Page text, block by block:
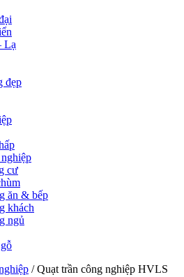
Lạ
đẹp
cư
ăn & bếp
khách
ngủ
/Quạt trần công nghiệp HVLS